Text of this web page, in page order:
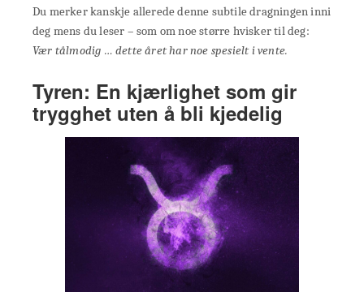
Du merker kanskje allerede denne subtile dragningen inni
deg mens du leser – som om noe større hvisker til deg:
Vær tålmodig … dette året har noe spesielt i vente.
Tyren: En kjærlighet som gir
trygghet uten å bli kjedelig